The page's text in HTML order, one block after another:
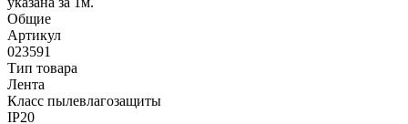
Общие
Артикул
023591
Тип товара
Лента
Класс пылевлагозащиты
IP20